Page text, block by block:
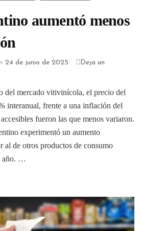
aumentó menos
24 de junio de 2025
Deja un
del mercado vitivinícola, el precio del
interanual, frente a una inflación del
fueron las que menos variaron.
experimentó un aumento
al de otros productos de consumo
año. …